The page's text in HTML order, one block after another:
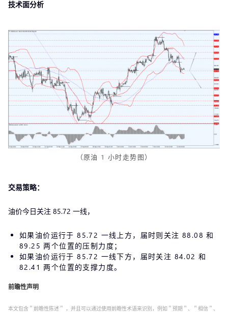
技术面分析
（原油 1 小时走势图）
交易策略：
油价今日关注 85.72 一线，
如果油价运行于 85.72 一线上方，届时则关注 88.08 和
89.25 两个位置的压制力度；
如果油价运行于 85.72 一线下方，届时关注 84.02 和
82.41 两个位置的支撑力度。
前瞻性声明
本文包含＂前瞻性陈述＂ ，并且可以通过使用前瞻性术语来识别，例如＂预期＂、＂相信＂、